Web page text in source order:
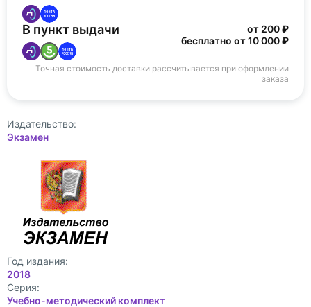
В пункт выдачи
от 200 ₽
бесплатно от 10 000 ₽
Точная стоимость доставки рассчитывается при оформлении
заказа
Издательство:
Экзамен
Год издания:
2018
Cерия:
Учебно-методический комплект